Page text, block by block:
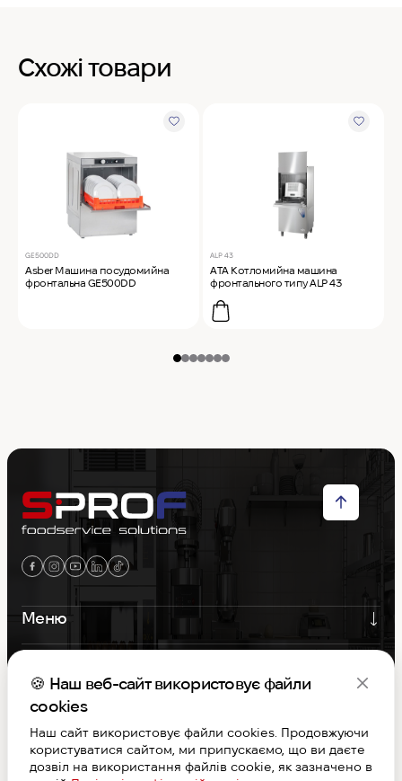
Схожі товари
GE500DD
Asber Машина посудомийна
фронтальна GE500DD
ALP 43
ATA Котломийна машина
фронтального типу ALP 43
Меню
Контакти
Графік роботи
S-PROF © Copyright 2026. Вcі права захищені
Договір публічної оферти
🍪 Наш веб-сайт використовує файли
cookies
Наш сайт використовує файли cookies. Продовжуючи
користуватися сайтом, ми припускаємо, що ви даєте
дозвіл на використання файлів cookie, як зазначено в